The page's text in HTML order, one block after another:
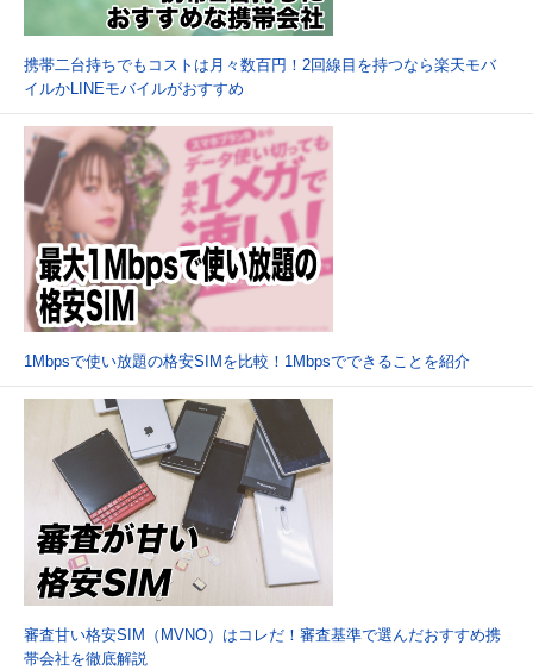
携帯二台持ちでもコストは月々数百円！2回線目を持つなら楽天モバ
イルかLINEモバイルがおすすめ
1Mbpsで使い放題の格安SIMを比較！1Mbpsでできることを紹介
審査甘い格安SIM（MVNO）はコレだ！審査基準で選んだおすすめ携
帯会社を徹底解説